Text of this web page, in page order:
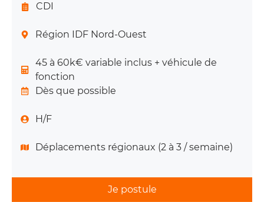
CDI
Région IDF Nord-Ouest
45 à 60k€ variable inclus + véhicule de
fonction
Dès que possible
H/F
Déplacements régionaux (2 à 3 / semaine)
Je postule